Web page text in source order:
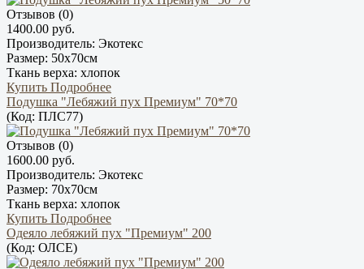
Отзывов (0)
1400.00 руб.
Производитель: Экотекс
Размер: 50х70см
Ткань верха: хлопок
Купить Подробнее
Подушка "Лебяжий пух Премиум" 70*70
(Код: ПЛС77)
Отзывов (0)
1600.00 руб.
Производитель: Экотекс
Размер: 70х70см
Ткань верха: хлопок
Купить Подробнее
Одеяло лебяжий пух "Премиум" 200
(Код: ОЛСЕ)